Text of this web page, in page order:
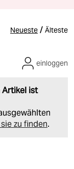
Neueste / Älteste
Artikel ist
zu finden.
einloggen